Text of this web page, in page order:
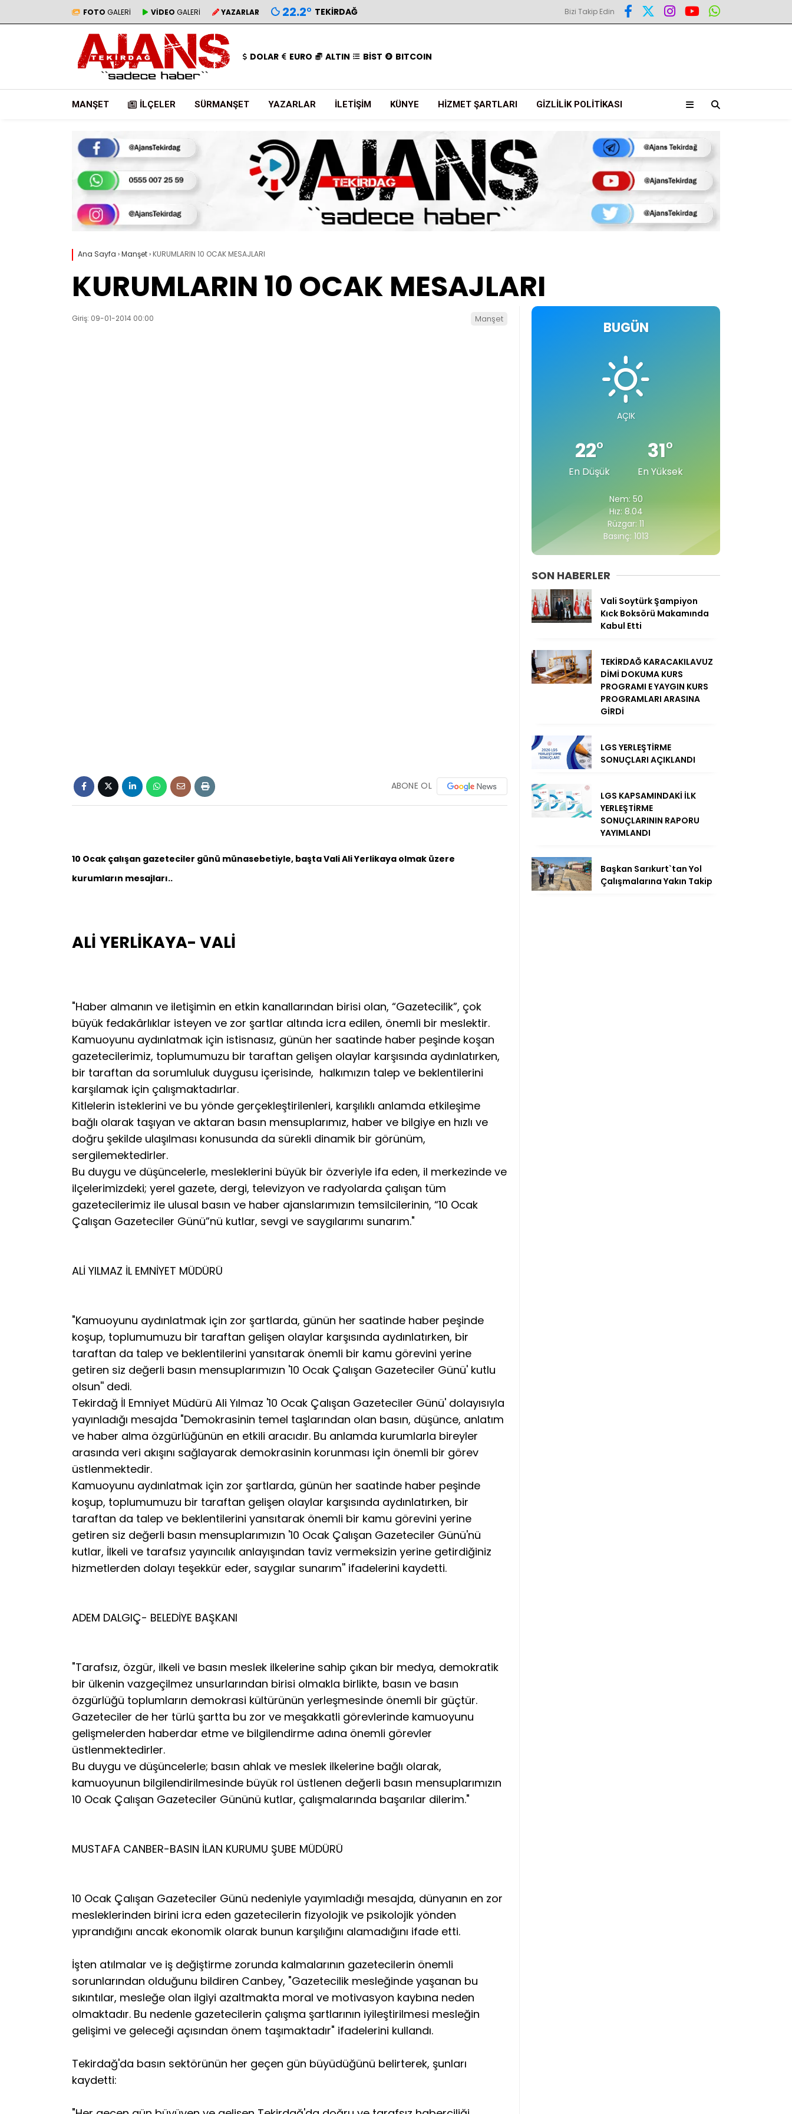
FOTO GALERİ VİDEO GALERİ YAZARLAR 22.2° TEKIRDAĞ Bizi Takip Edin
DOLAR EURO ALTIN BİST BITCOIN
MANŞET İLÇELER SÜRMANŞET YAZARLAR İLETIŞIM KÜNYE HIZMET ŞARTLARI GIZLILIK POLITIKASI
Ana Sayfa ›Manşet› KURUMLARIN 10 OCAK MESAJLARI
KURUMLARIN 10 OCAK MESAJLARI
Giriş: 09-01-2014 00:00 Manşet
ABONE OL
10 Ocak çalışan gazeteciler günü münasebetiyle, başta Vali Ali Yerlikaya olmak üzere
kurumların mesajları..
ALİ YERLİKAYA- VALİ
"Haber almanın ve iletişimin en etkin kanallarından birisi olan, “Gazetecilik”, çok
büyük fedakârlıklar isteyen ve zor şartlar altında icra edilen, önemli bir meslektir.
Kamuoyunu aydınlatmak için istisnasız, günün her saatinde haber peşinde koşan
gazetecilerimiz, toplumumuzu bir taraftan gelişen olaylar karşısında aydınlatırken,
bir taraftan da sorumluluk duygusu içerisinde, halkımızın talep ve beklentilerini
karşılamak için çalışmaktadırlar.
Kitlelerin isteklerini ve bu yönde gerçekleştirilenleri, karşılıklı anlamda etkileşime
bağlı olarak taşıyan ve aktaran basın mensuplarımız, haber ve bilgiye en hızlı ve
doğru şekilde ulaşılması konusunda da sürekli dinamik bir görünüm,
sergilemektedirler.
Bu duygu ve düşüncelerle, mesleklerini büyük bir özveriyle ifa eden, il merkezinde ve
ilçelerimizdeki; yerel gazete, dergi, televizyon ve radyolarda çalışan tüm
gazetecilerimiz ile ulusal basın ve haber ajanslarımızın temsilcilerinin, “10 Ocak
Çalışan Gazeteciler Günü”nü kutlar, sevgi ve saygılarımı sunarım."
ALİ YILMAZ İL EMNİYET MÜDÜRÜ
"Kamuoyunu aydınlatmak için zor şartlarda, günün her saatinde haber peşinde
koşup, toplumumuzu bir taraftan gelişen olaylar karşısında aydınlatırken, bir
taraftan da talep ve beklentilerini yansıtarak önemli bir kamu görevini yerine
getiren siz değerli basın mensuplarımızın '10 Ocak Çalışan Gazeteciler Günü' kutlu
olsun'' dedi.
Tekirdağ İl Emniyet Müdürü Ali Yılmaz '10 Ocak Çalışan Gazeteciler Günü' dolayısıyla
yayınladığı mesajda "Demokrasinin temel taşlarından olan basın, düşünce, anlatım
ve haber alma özgürlüğünün en etkili aracıdır. Bu anlamda kurumlarla bireyler
arasında veri akışını sağlayarak demokrasinin korunması için önemli bir görev
üstlenmektedir.
Kamuoyunu aydınlatmak için zor şartlarda, günün her saatinde haber peşinde
koşup, toplumumuzu bir taraftan gelişen olaylar karşısında aydınlatırken, bir
taraftan da talep ve beklentilerini yansıtarak önemli bir kamu görevini yerine
getiren siz değerli basın mensuplarımızın '10 Ocak Çalışan Gazeteciler Günü'nü
kutlar, İlkeli ve tarafsız yayıncılık anlayışından taviz vermeksizin yerine getirdiğiniz
hizmetlerden dolayı teşekkür eder, saygılar sunarım'' ifadelerini kaydetti.
ADEM DALGIÇ- BELEDİYE BAŞKANI
"Tarafsız, özgür, ilkeli ve basın meslek ilkelerine sahip çıkan bir medya, demokratik
bir ülkenin vazgeçilmez unsurlarından birisi olmakla birlikte, basın ve basın
özgürlüğü toplumların demokrasi kültürünün yerleşmesinde önemli bir güçtür.
Gazeteciler de her türlü şartta bu zor ve meşakkatli görevlerinde kamuoyunu
gelişmelerden haberdar etme ve bilgilendirme adına önemli görevler
üstlenmektedirler.
Bu duygu ve düşüncelerle; basın ahlak ve meslek ilkelerine bağlı olarak,
kamuoyunun bilgilendirilmesinde büyük rol üstlenen değerli basın mensuplarımızın
10 Ocak Çalışan Gazeteciler Gününü kutlar, çalışmalarında başarılar dilerim."
MUSTAFA CANBER-BASIN İLAN KURUMU ŞUBE MÜDÜRÜ
10 Ocak Çalışan Gazeteciler Günü nedeniyle yayımladığı mesajda, dünyanın en zor
mesleklerinden birini icra eden gazetecilerin fizyolojik ve psikolojik yönden
yıprandığını ancak ekonomik olarak bunun karşılığını alamadığını ifade etti.
İşten atılmalar ve iş değiştirme zorunda kalmalarının gazetecilerin önemli
sorunlarından olduğunu bildiren Canbey, "Gazetecilik mesleğinde yaşanan bu
sıkıntılar, mesleğe olan ilgiyi azaltmakta moral ve motivasyon kaybına neden
olmaktadır. Bu nedenle gazetecilerin çalışma şartlarının iyileştirilmesi mesleğin
gelişimi ve geleceği açısından önem taşımaktadır" ifadelerini kullandı.
Tekirdağ'da basın sektörünün her geçen gün büyüdüğünü belirterek, şunları
kaydetti:
BUGÜN
AÇIK
22°
En Düşük
31°
En Yüksek
Nem: 50
Hız: 8.04
Rüzgar: 11
Basınç: 1013
SON HABERLER
Vali Soytürk Şampiyon
Kıck Boksörü Makamında
Kabul Etti
TEKİRDAĞ KARACAKILAVUZ
DİMİ DOKUMA KURS
PROGRAMI E YAYGIN KURS
PROGRAMLARI ARASINA
GİRDİ
LGS YERLEŞTİRME
SONUÇLARI AÇIKLANDI
LGS KAPSAMINDAKİ İLK
YERLEŞTİRME
SONUÇLARININ RAPORU
YAYIMLANDI
Başkan Sarıkurt`tan Yol
Çalışmalarına Yakın Takip